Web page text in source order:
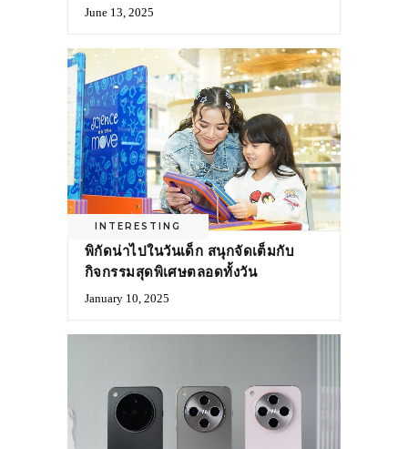
June 13, 2025
INTERESTING
พิกัดน่าไปในวันเด็ก สนุกจัดเต็มกับ
กิจกรรมสุดพิเศษตลอดทั้งวัน
January 10, 2025